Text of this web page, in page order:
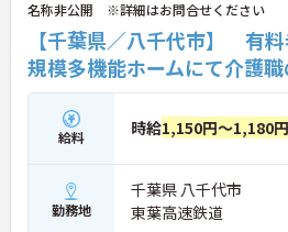
名称非公開 ※詳細はお問合せください
【千葉県／八千代市】 有
規模多機能ホームにて介護
給料 時給1,150円～1,180円
勤務地
千葉県 八千代市
東葉高速鉄道